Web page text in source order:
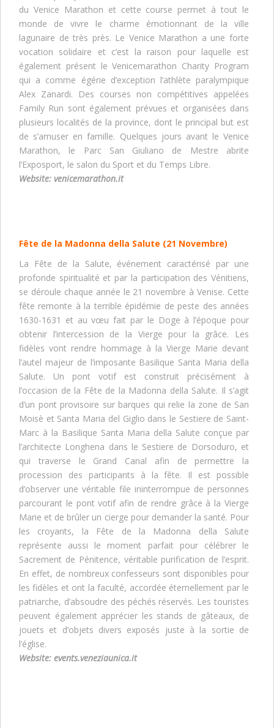
du Venice Marathon et cette course permet à tout le
monde de vivre le charme émotionnant de la ville
lagunaire de très près. Le Venice Marathon a une forte
vocation solidaire et c’est la raison pour laquelle est
également présent le Venicemarathon Charity Program
qui a comme égérie d’exception l’athlète paralympique
Alex Zanardi. Des courses non compétitives appelées
Family Run sont également prévues et organisées dans
plusieurs localités de la province, dont le principal but est
de s’amuser en famille. Quelques jours avant le Venice
Marathon, le Parc San Giuliano de Mestre abrite
l’Exposport, le salon du Sport et du Temps Libre.
Website: venicemarathon.it
Fête de la Madonna della Salute (21 Novembre)
La Fête de la Salute, événement caractérisé par une
profonde spiritualité et par la participation des Vénitiens,
se déroule chaque année le 21 novembre à Venise. Cette
fête remonte à la terrible épidémie de peste des années
1630-1631 et au vœu fait par le Doge à l’époque pour
obtenir l’intercession de la Vierge pour la grâce. Les
fidèles vont rendre hommage à la Vierge Marie devant
l’autel majeur de l’imposante Basilique Santa Maria della
Salute. Un pont votif est construit précisément à
l’occasion de la Fête de la Madonna della Salute. Il s’agit
d’un pont provisoire sur barques qui relie la zone de San
Moisè et Santa Maria del Giglio dans le Sestiere de Saint-
Marc à la Basilique Santa Maria della Salute conçue par
l’architecte Longhena dans le Sestiere de Dorsoduro, et
qui traverse le Grand Canal afin de permettre la
procession des participants à la fête. Il est possible
d’observer une véritable file ininterrompue de personnes
parcourant le pont votif afin de rendre grâce à la Vierge
Marie et de brûler un cierge pour demander la santé. Pour
les croyants, la Fête de la Madonna della Salute
représente aussi le moment parfait pour célébrer le
Sacrement de Pénitence, véritable purification de l’esprit.
En effet, de nombreux confesseurs sont disponibles pour
les fidèles et ont la faculté, accordée éternellement par le
patriarche, d’absoudre des péchés réservés. Les touristes
peuvent également apprécier les stands de gâteaux, de
jouets et d’objets divers exposés juste à la sortie de
l’église.
Website: events.veneziaunica.it